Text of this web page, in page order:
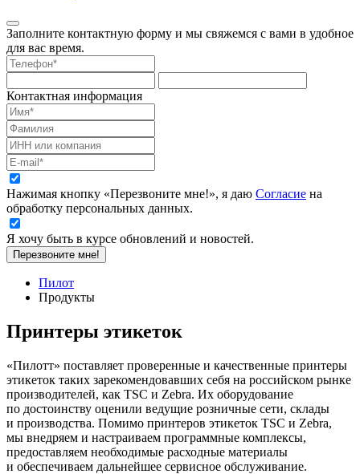
Заполните контактную форму и мы свяжемся с вами в удобное
для вас время.
Контактная информация
Нажимая кнопку «Перезвоните мне!», я даю Согласие на
обработку персональных данных.
Я хочу быть в курсе обновлений и новостей.
Перезвоните мне!
Пилот
Продукты
Принтеры этикеток
«Пилотт» поставляет проверенные и качественные принтеры
этикеток таких зарекомендовавших себя на российском рынке
производителей, как TSC и Zebra. Их оборудование
по достоинству оценили ведущие розничные сети, склады
и производства. Помимо принтеров этикеток TSC и Zebra,
мы внедряем и настраиваем программные комплексы,
предоставляем необходимые расходные материалы
и обеспечиваем дальнейшее сервисное обслуживание.